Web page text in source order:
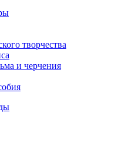
творчества
и черчения